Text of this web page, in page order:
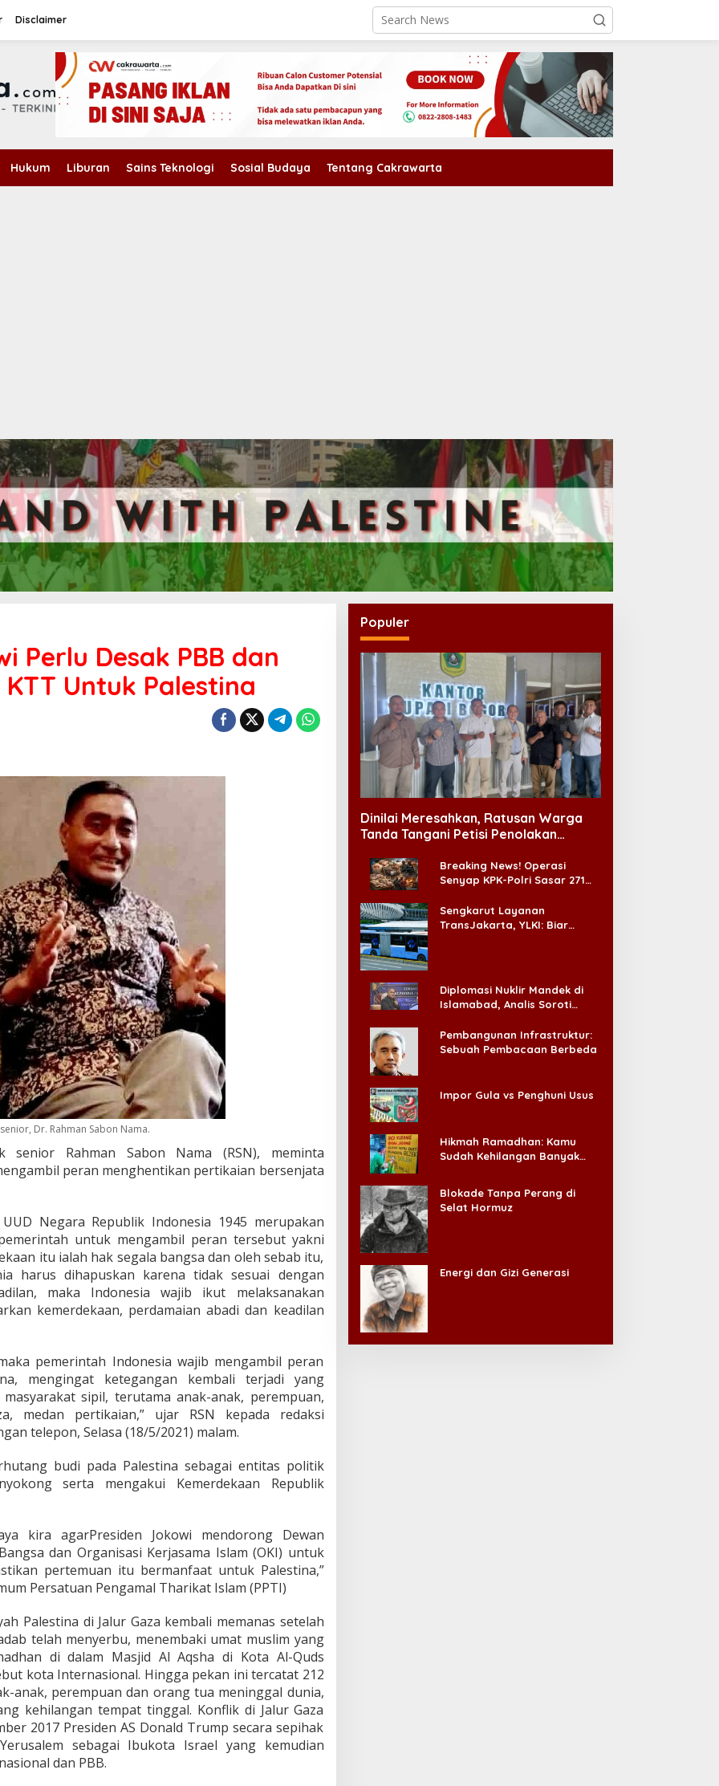
Disclaimer
Hukum Liburan Sains Teknologi Sosial Budaya Tentang Cakrawarta
Perlu Desak PBB dan
Untuk Palestina
Dr. Rahman Sabon Nama.
Rahman Sabon Nama (RSN), meminta
peran menghentikan pertikaian bersenjata
UUD Negara Republik Indonesia 1945 merupakan
untuk mengambil peran tersebut yakni
itu ialah hak segala bangsa dan oleh sebab itu,
harus dihapuskan karena tidak sesuai dengan
maka Indonesia wajib ikut melaksanakan
kemerdekaan, perdamaian abadi dan keadilan
pemerintah Indonesia wajib mengambil peran
mengingat ketegangan kembali terjadi yang
sipil, terutama anak-anak, perempuan,
medan pertikaian,” ujar RSN kepada redaksi
telepon, Selasa (18/5/2021) malam.
budi pada Palestina sebagai entitas politik
serta mengakui Kemerdekaan Republik
kira agarPresiden Jokowi mendorong Dewan
dan Organisasi Kerjasama Islam (OKI) untuk
pertemuan itu bermanfaat untuk Palestina,”
Persatuan Pengamal Tharikat Islam (PPTI)
Palestina di Jalur Gaza kembali memanas setelah
telah menyerbu, menembaki umat muslim yang
di dalam Masjid Al Aqsha di Kota Al-Quds
kota Internasional. Hingga pekan ini tercatat 212
anak, perempuan dan orang tua meninggal dunia,
kehilangan tempat tinggal. Konflik di Jalur Gaza
2017 Presiden AS Donald Trump secara sepihak
sebagai Ibukota Israel yang kemudian
dan PBB.
Populer
Dinilai Meresahkan, Ratusan Warga
Tanda Tangani Petisi Penolakan
Breaking News! Operasi
Senyap KPK-Polri Sasar 271
Ada ‘Badai Pemeriksaan’
Sengkarut Layanan
TransJakarta, YLKI: Biar
Diplomasi Nuklir Mandek di
Islamabad, Analis Soroti
Pembangunan Infrastruktur:
Sebuah Pembacaan Berbeda
Impor Gula vs Penghuni Usus
Hikmah Ramadhan: Kamu
Sudah Kehilangan Banyak
Blokade Tanpa Perang di
Selat Hormuz
Energi dan Gizi Generasi